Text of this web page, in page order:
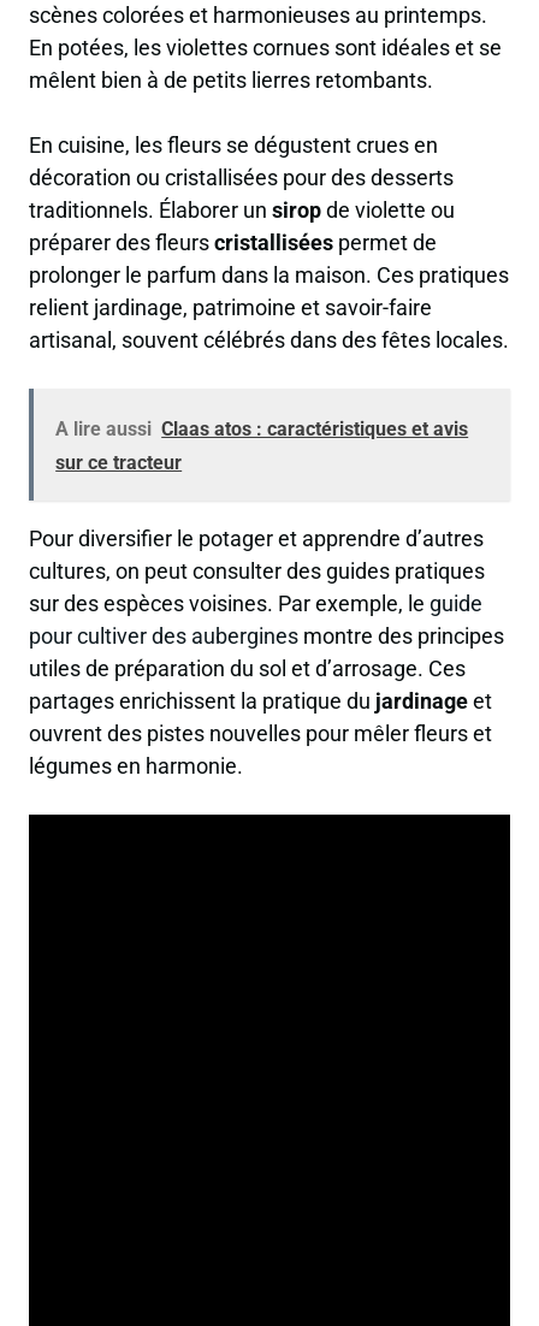
scènes colorées et harmonieuses au printemps.
En potées, les violettes cornues sont idéales et se
mêlent bien à de petits lierres retombants.
En cuisine, les fleurs se dégustent crues en
décoration ou cristallisées pour des desserts
traditionnels. Élaborer un siropde violette ou
préparer des fleurscristallisées permet de
prolonger le parfum dans la maison. Ces pratiques
relient jardinage, patrimoine et savoir-faire
artisanal, souvent célébrés dans des fêtes locales.
A lire aussi Claas atos : caractéristiques et avis
sur ce tracteur
Pour diversifier le potager et apprendre d’autres
cultures, on peut consulter des guides pratiques
sur des espèces voisines. Par exemple, le guide
pour cultiver des aubergines montre des principes
utiles de préparation du sol et d’arrosage. Ces
partages enrichissent la pratique du jardinageet
ouvrent des pistes nouvelles pour mêler fleurs et
légumes en harmonie.